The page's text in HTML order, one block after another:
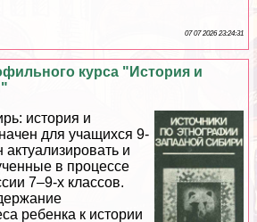
07 07 2026 23:24:31
курса "История и
история и
для учащихся 9-
и
в процессе
7–9-х классов.
ребенка к истории